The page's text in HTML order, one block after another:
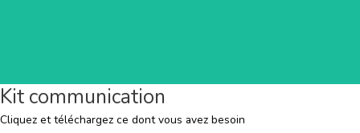
Kit communication
Cliquez et téléchargez ce dont vous avez besoin